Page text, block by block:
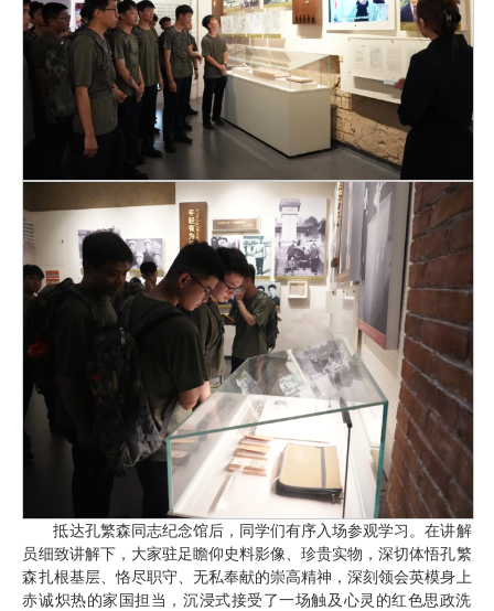
抵达孔繁森同志纪念馆后，同学们有序入场参观学习。在讲解
员细致讲解下，大家驻足瞻仰史料影像、珍贵实物，深切体悟孔繁
森扎根基层、恪尽职守、无私奉献的崇高精神，深刻领会英模身上
赤诚炽热的家国担当，沉浸式接受了一场触及心灵的红色思政洗